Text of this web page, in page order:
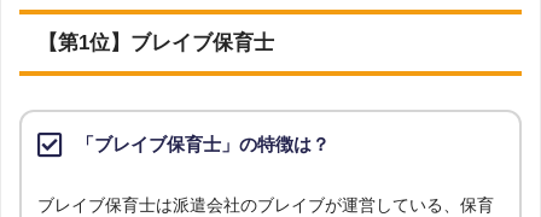
で「栃木 派遣会社」という検索キーワードで検索して掲載されていた派遣会社
を対象として調査を実施。※ただし、エリア対象外または求人数が0件の場合
は、ランキング対象外としています。
域：栃木県」の条件に合致する求人数をカウントしました。
2023年1月調査
【第1位】ブレイブ保育士
「ブレイブ保育士」の特徴は？
ブレイブ保育士は派遣会社のブレイブが運営している、保育